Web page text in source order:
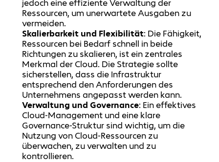
jedoch eine effiziente Verwaltung der
Ressourcen, um unerwartete Ausgaben zu
vermeiden.
Skalierbarkeit und Flexibilität: Die Fähigkeit,
Ressourcen bei Bedarf schnell in beide
Richtungen zu skalieren, ist ein zentrales
Merkmal der Cloud. Die Strategie sollte
sicherstellen, dass die Infrastruktur
entsprechend den Anforderungen des
Unternehmens angepasst werden kann.
Verwaltung und Governance: Ein effektives
Cloud-Management und eine klare
Governance-Struktur sind wichtig, um die
Nutzung von Cloud-Ressourcen zu
überwachen, zu verwalten und zu
kontrollieren.